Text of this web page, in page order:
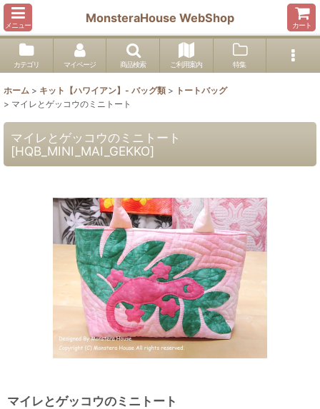
メニュー
MonsteraHouse WebShop
カート
カテゴリ マイページ 商品検索 ご利用案内 特集
ホーム > キット【ハワイアン】- バッグ類 > トートバッグ
> マイレとゲッコウのミニトート
マイレとゲッコウのミニトート
[HQB_MINI_MAI_GEKKO]
マイレとゲッコウのミニトート